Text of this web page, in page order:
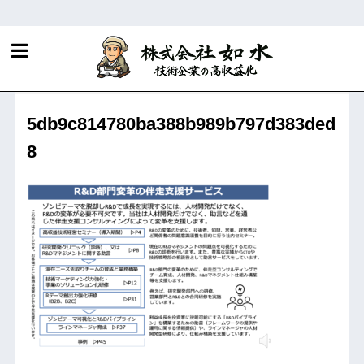
R&D・知財マネジメントに関する当社サービス
5db9c814780ba388b989b797d383ded
8